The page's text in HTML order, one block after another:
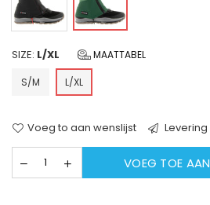
SIZE: L/XL MAATTABEL
S/M L/XL
Voeg to aan wenslijst
VOEG TOE